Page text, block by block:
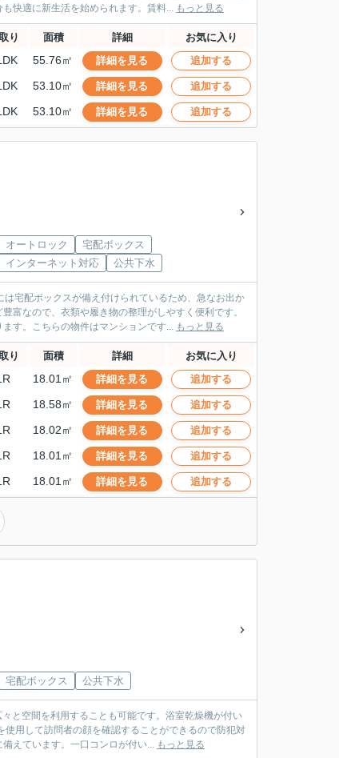
快適に新生活を始められます。賃料... もっと見る
り 面積 詳細 お気に入り
55.76㎡ 詳細を見る 追加する
53.10㎡ 詳細を見る 追加する
53.10㎡ 詳細を見る 追加する
オートロック
宅配ボックス
インターネット対応
公共下水
宅配ボックスが備え付けられているため、急なお出か
富なので、衣類や履き物の整理がしやすく便利です。
す。こちらの物件はマンションです... もっと見る
り 面積 詳細 お気に入り
18.01㎡ 詳細を見る 追加する
18.58㎡ 詳細を見る 追加する
18.02㎡ 詳細を見る 追加する
18.01㎡ 詳細を見る 追加する
18.01㎡ 詳細を見る 追加する
宅配ボックス 公共下水
と空間を利用することも可能です。浴室乾燥機が付い
用して訪問者の顔を確認することができるので防犯対
えています。一口コンロが付い... もっと見る